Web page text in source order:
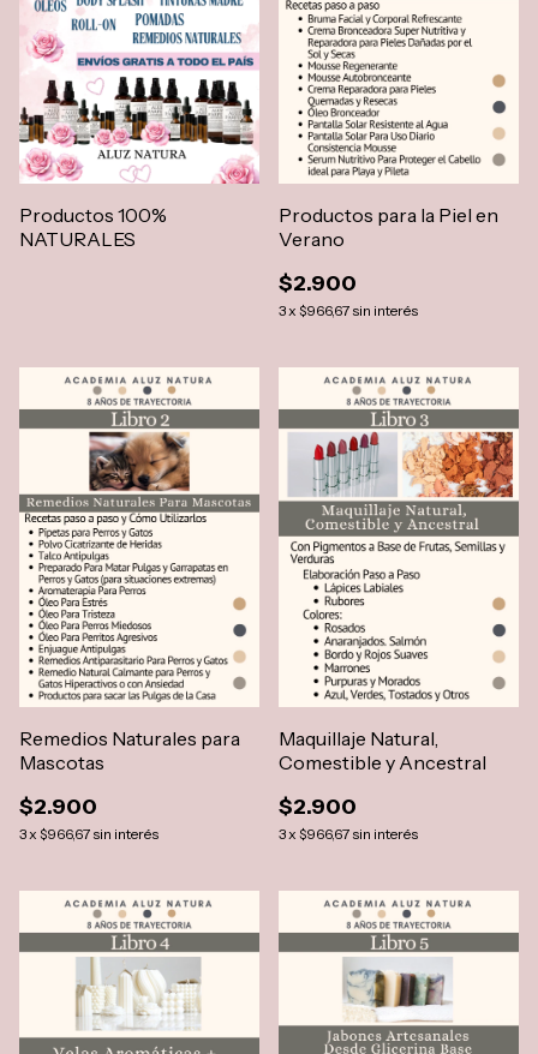
Productos 100%
NATURALES
Productos para la Piel en
Verano
$2.900
3x $966,67sin interés
Remedios Naturales para
Mascotas
$2.900
3x $966,67sin interés
Maquillaje Natural,
Comestible y Ancestral
$2.900
3x $966,67sin interés